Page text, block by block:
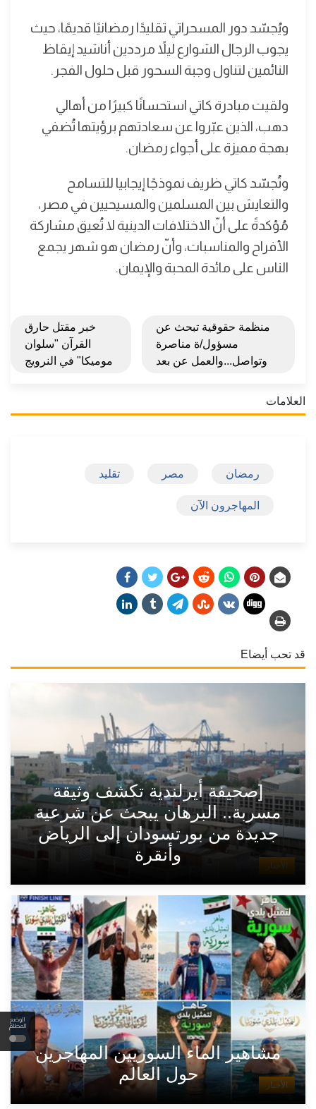
الوضع
المظلم
ويُجسّد دور المسحراتي تقليدًا رمضانيًا قديمًا، حيث
يجوب الرجال الشوارع ليلاً مرددين أناشيد إيقاظ
النائمين لتناول وجبة السحور قبل حلول الفجر.
ولقيت مبادرة كاتي استحسانًا كبيرًا من أهالي
دهب، الذين عبّروا عن سعادتهم برؤيتها تُضفي
بهجة مميزة على أجواء رمضان.
وتُجسّد كاتي ظريف نموذجًا إيجابيا للتسامح
والتعايش بين المسلمين والمسيحيين في مصر،
مُؤكدةً على أنّ الاختلافات الدينية لا تُعيق مشاركة
الأفراح والمناسبات، وأنّ رمضان هو شهر يجمع
الناس على مائدة المحبة والإيمان.
منظمة حقوقية تبحث عن
مسؤول/ة مناصرة
وتواصل...والعمل عن بعد
خبر مقتل حارق
القرآن "سلوان
موميكا" في النرويج
العلامات
رمضان مصر تقليد
المهاجرون الآن
قد تحب أيضاE
الأخبار
[صحيفة أيرلندية تكشف وثيقة
مسربة.. البرهان يبحث عن شرعية
جديدة من بورتسودان إلى الرياض
وأنقرة
الأخبار
مشاهير الماء السوريين المهاجرين
حول العالم